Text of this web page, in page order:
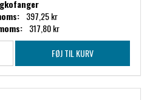
397,25 kr
317,80 kr
FØJ TIL KURV